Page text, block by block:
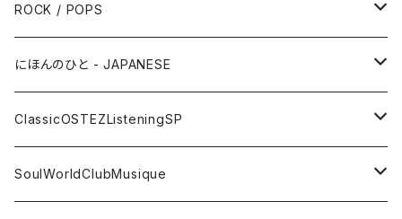
ピアノ - Piano
サックス - Saxophone
トランペット - Trumpet
トロンボーン - Trombone
ROCK / POPS
50s-60s POPULAR VOCAL / OLDIES
SURF / INSTRO
FOLK / SSW
にほんのひと - JAPANESE
グループサウンズ - GS
にほんのポップス
ClassicOSTEZListeningSP
CLASSIC
SoulWorldClubMusique